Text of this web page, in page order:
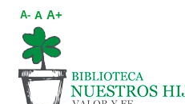
A- A A+